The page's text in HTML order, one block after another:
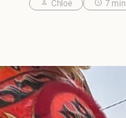
Chloé 7 min